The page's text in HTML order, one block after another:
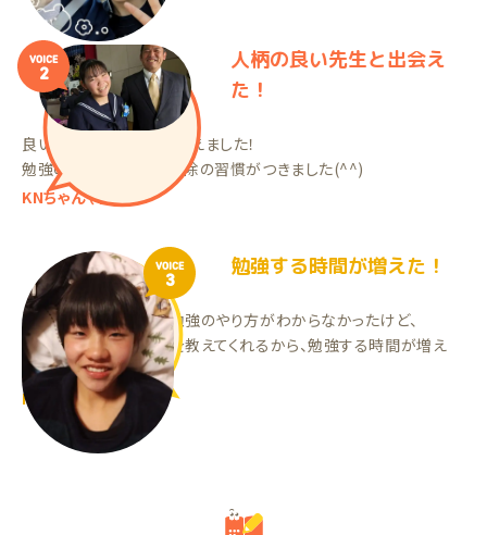
VOICE
2
人柄の良い先生と出会え
た！
良い人柄の先生との出会えました！
勉強の習慣と、部屋の掃除の習慣がつきました(^^)
KNちゃん（中3）
VOICE
3
勉強する時間が増えた！
家庭教師をやる前は、勉強のやり方がわからなかったけど、
今はわからないところを教えてくれるから、勉強する時間が増え
た。
MMちゃん（中1）